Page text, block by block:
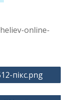
online-
пікс.png